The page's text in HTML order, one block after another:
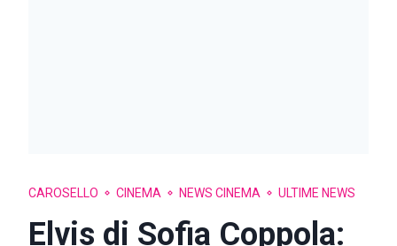
CAROSELLO CINEMA NEWS CINEMA ULTIME NEWS
Elvis di Sofia Coppola: